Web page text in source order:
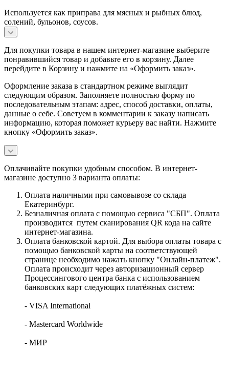
Используется как приправа для мясных и рыбных блюд,
солений, бульонов, соусов.
Для покупки товара в нашем интернет-магазине выберите
понравившийся товар и добавьте его в корзину. Далее
перейдите в Корзину и нажмите на «Оформить заказ».
Оформление заказа в стандартном режиме выглядит
следующим образом. Заполняете полностью форму по
последовательным этапам: адрес, способ доставки, оплаты,
данные о себе. Советуем в комментарии к заказу написать
информацию, которая поможет курьеру вас найти. Нажмите
кнопку «Оформить заказ».
Оплачивайте покупки удобным способом. В интернет-
магазине доступно 3 варианта оплаты:
Оплата наличными при самовывозе со склада
Екатеринбург.
Безналичная оплата с помощью сервиса "СБП". Оплата
производится путем сканирования QR кода на сайте
интернет-магазина.
Оплата банковской картой. Для выбора оплаты товара с
помощью банковской карты на соответствующей
странице необходимо нажать кнопку "Онлайн-платеж".
Оплата происходит через авторизационный сервер
Процессингового центра банка с использованием
банковских карт следующих платёжных систем:
- VISA International
- Mastercard Worldwide
- МИР